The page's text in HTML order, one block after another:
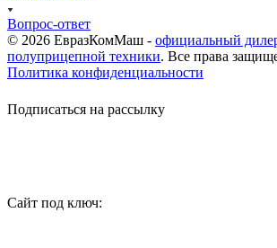
Вопрос-ответ
© 2026 ЕвразКомМаш - официальный
полуприцепной техники. Все права
Политика конфиденциальности
Подписаться на рассылку
Сайт под ключ: